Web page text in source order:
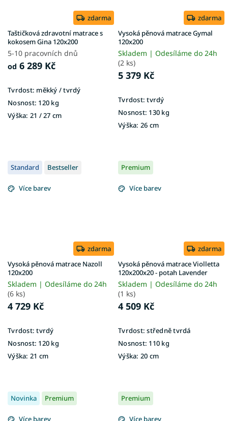
zdarma
Taštičková zdravotní matrace s
kokosem Gina 120x200
5-10 pracovních dnů
od 6 289 Kč
Tvrdost: měkký / tvrdý
Nosnost: 120 kg
Výška: 21 / 27 cm
zdarma
Vysoká pěnová matrace Gymal
120x200
Skladem | Odesíláme do 24h
(2 ks)
5 379 Kč
Tvrdost: tvrdý
Nosnost: 130 kg
Výška: 26 cm
Standard Bestseller
Více barev
zdarma
Vysoká pěnová matrace Nazoll
120x200
Skladem | Odesíláme do 24h
(6 ks)
4 729 Kč
Tvrdost: tvrdý
Nosnost: 120 kg
Výška: 21 cm
Premium
Více barev
zdarma
Vysoká pěnová matrace Violletta
120x200x20 - potah Lavender
Skladem | Odesíláme do 24h
(1 ks)
4 509 Kč
Tvrdost: středně tvrdá
Nosnost: 110 kg
Výška: 20 cm
Novinka Premium
Více barev
Premium
Více barev